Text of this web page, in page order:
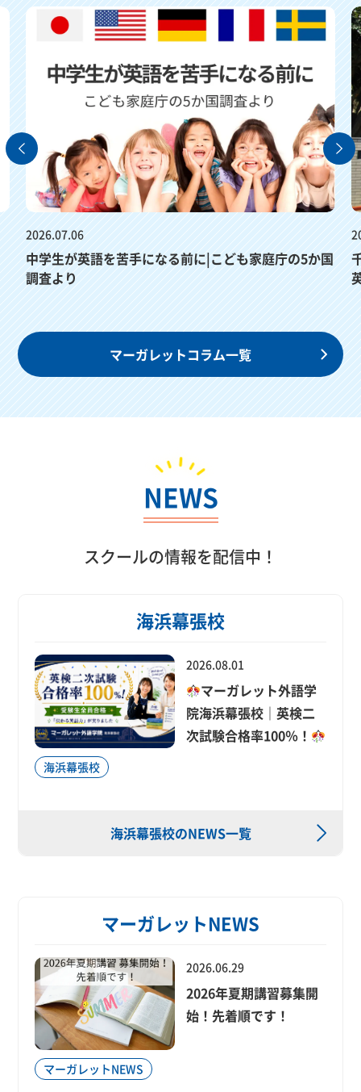
2026.07.06
中学生が英語を苦手になる前に|こども家庭庁の5か国
調査より
マーガレットコラム一覧
NEWS
スクールの情報を配信中！
海浜幕張校
海浜幕張校
2026.08.01
マーガレット外語学
院海浜幕張校｜英検二
次試験合格率100％！
海浜幕張校のNEWS一覧
マーガレットNEWS
マーガレットNEWS
2026.06.29
2026年夏期講習募集開
始！先着順です！